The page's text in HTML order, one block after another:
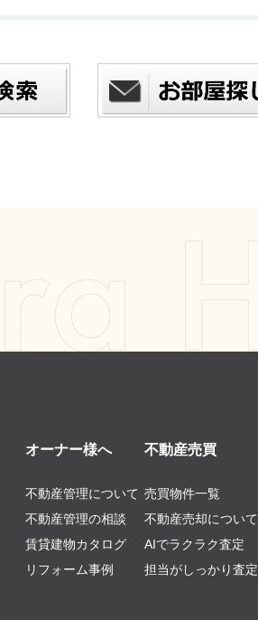
オーナー様へ
不動産管理について
不動産管理の相談
賃貸建物カタログ
リフォーム事例
不動産売買
売買物件一覧
不動産売却について
AIでラクラク査定
担当がしっかり査定